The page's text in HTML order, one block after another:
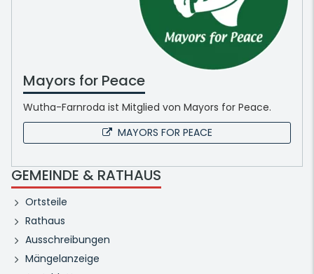
Mayors for Peace
Wutha-Farnroda ist Mitglied von Mayors for Peace.
MAYORS FOR PEACE
GEMEINDE & RATHAUS
Ortsteile
Rathaus
Ausschreibungen
Mängelanzeige